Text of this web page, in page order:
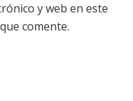
y web en este
comente.